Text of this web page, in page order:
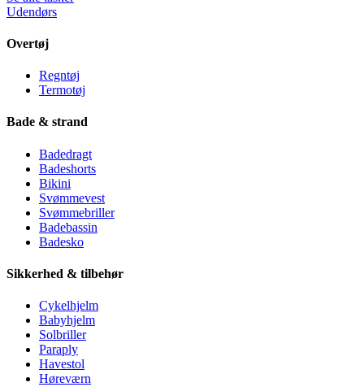
Udendørs
Overtøj
Regntøj
Termotøj
Bade & strand
Badedragt
Badeshorts
Bikini
Svømmevest
Svømmebriller
Badebassin
Badesko
Sikkerhed & tilbehør
Cykelhjelm
Babyhjelm
Solbriller
Paraply
Havestol
Høreværn